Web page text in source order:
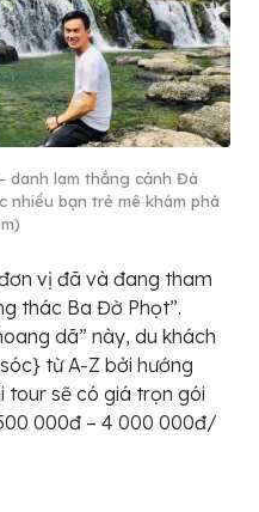
danh lam thắng cảnh Đà
nhiều bạn trẻ mê khám phá
vị đã và đang tham
thác Ba Đờ Phọt”.
dã” này, du khách
từ A-Z bởi hướng
tour sẽ có giá trọn gói
000đ – 4 000 000đ/